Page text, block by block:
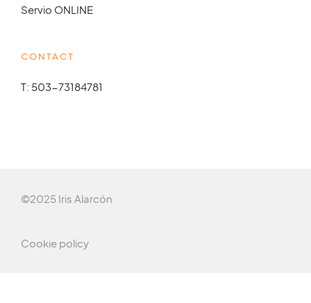
Servio ONLINE
CONTACT
T: 503-73184781
©2025 Iris Alarcón
Cookie policy